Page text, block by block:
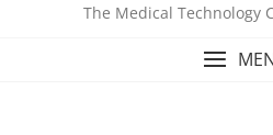
The Medical Technology